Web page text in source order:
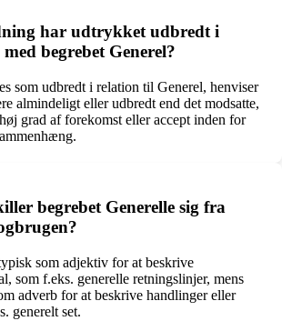
har udtrykket udbredt i
begrebet Generel?
som udbredt i relation til Generel, henviser
almindeligt eller udbredt end det modsatte,
grad af forekomst eller accept inden for
begrebet Generelle sig fra
som adjektiv for at beskrive
som f.eks. generelle retningslinjer, mens
adverb for at beskrive handlinger eller
generelt set.